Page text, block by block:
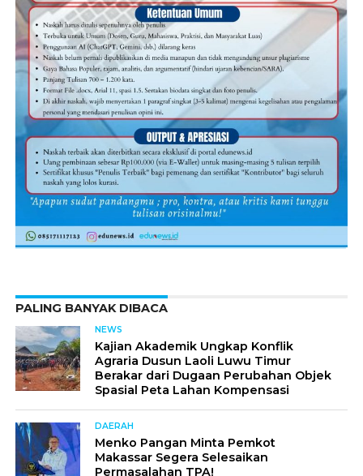
PALING BANYAK DIBACA
NEWS
Kajian Akademik Ungkap Konflik
Agraria Dusun Laoli Luwu Timur
Berakar dari Dugaan Perubahan Objek
Spasial Peta Lahan Kompensasi
DAERAH
Menko Pangan Minta Pemkot
Makassar Segera Selesaikan
Permasalahan TPA!